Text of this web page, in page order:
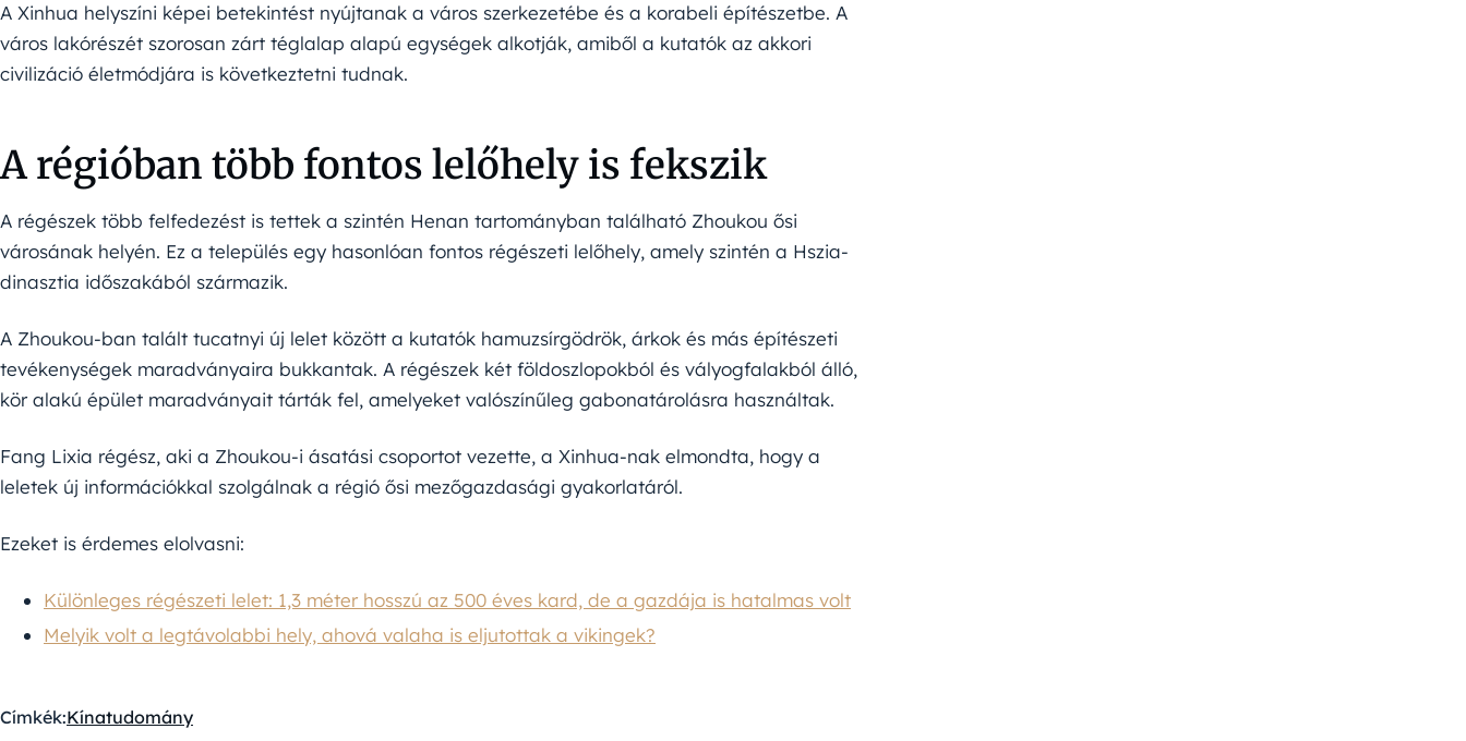
A Xinhua helyszíni képei betekintést nyújtanak a város szerkezetébe és a korabeli építészetbe. A
város lakórészét szorosan zárt téglalap alapú egységek alkotják, amiből a kutatók az akkori
civilizáció életmódjára is következtetni tudnak.
A régióban több fontos lelőhely is fekszik
A régészek több felfedezést is tettek a szintén Henan tartományban található Zhoukou ősi
városának helyén. Ez a település egy hasonlóan fontos régészeti lelőhely, amely szintén a Hszia-
dinasztia időszakából származik.
A Zhoukou-ban talált tucatnyi új lelet között a kutatók hamuzsírgödrök, árkok és más építészeti
tevékenységek maradványaira bukkantak. A régészek két földoszlopokból és vályogfalakból álló,
kör alakú épület maradványait tárták fel, amelyeket valószínűleg gabonatárolásra használtak.
Fang Lixia régész, aki a Zhoukou-i ásatási csoportot vezette, a Xinhua-nak elmondta, hogy a
leletek új információkkal szolgálnak a régió ősi mezőgazdasági gyakorlatáról.
Ezeket is érdemes elolvasni:
Különleges régészeti lelet: 1,3 méter hosszú az 500 éves kard, de a gazdája is hatalmas volt
Melyik volt a legtávolabbi hely, ahová valaha is eljutottak a vikingek?
Címkék:Kínatudomány